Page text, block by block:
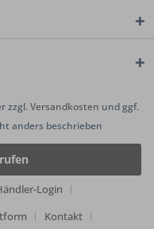
zzgl.Versandkosten und ggf.
anders beschrieben
Login
Kontakt